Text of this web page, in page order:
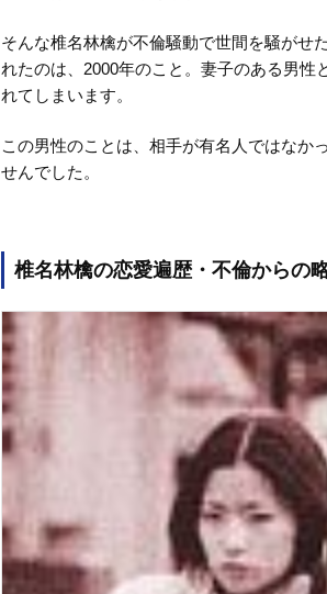
そんな椎名林檎が不倫騒動で世間を騒がせ
れたのは、2000年のこと。妻子のある男性
れてしまいます。
この男性のことは、相手が有名人ではなか
せんでした。
椎名林檎の恋愛遍歴・不倫からの